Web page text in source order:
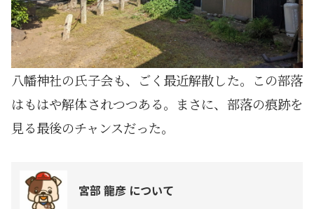
八幡神社の氏子会も、ごく最近解散した。この部落
はもはや解体されつつある。まさに、部落の痕跡を
見る最後のチャンスだった。
宮部 龍彦 について